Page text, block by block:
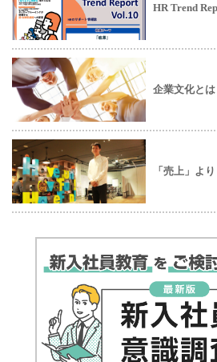
HR Trend
企業文化と
「売上」よ